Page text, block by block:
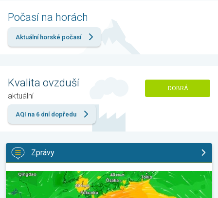
Počasí na horách
Aktuální horské počasí
Kvalita ovzduší
aktuální
DOBRÁ
AQI na 6 dní dopředu
Zprávy
Japonsko se připravuje na tajfun Dolphin. Obavy ze sesuvů